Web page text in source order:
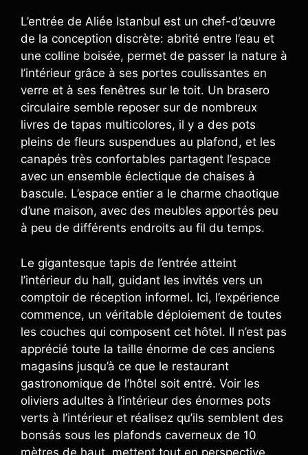
L’entrée de Aliée Istanbul est un chef-d’œuvre
de la conception discrète: abrité entre l’eau et
une colline boisée, permet de passer la nature à
l’intérieur grâce à ses portes coulissantes en
verre et à ses fenêtres sur le toit. Un brasero
circulaire semble reposer sur de nombreux
livres de tapas multicolores, il y a des pots
pleins de fleurs suspendues au plafond, et les
canapés très confortables partagent l’espace
avec un ensemble éclectique de chaises à
bascule. L’espace entier a le charme chaotique
d’une maison, avec des meubles apportés peu
à peu de différents endroits au fil du temps.
Le gigantesque tapis de l’entrée atteint
l’intérieur du hall, guidant les invités vers un
comptoir de réception informel. Ici, l’expérience
commence, un véritable déploiement de toutes
les couches qui composent cet hôtel. Il n’est pas
apprécié toute la taille énorme de ces anciens
magasins jusqu’à ce que le restaurant
gastronomique de l’hôtel soit entré. Voir les
oliviers adultes à l’intérieur des énormes pots
verts à l’intérieur et réalisez qu’ils semblent des
bonsás sous les plafonds caverneux de 10
mètres de haut, mettent tout en perspective.